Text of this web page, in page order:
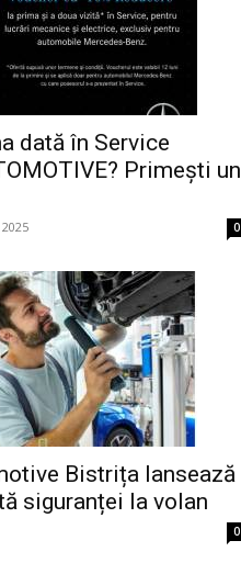
dată în Service
Primești un
0
Bistrița lansează
siguranței la volan
0